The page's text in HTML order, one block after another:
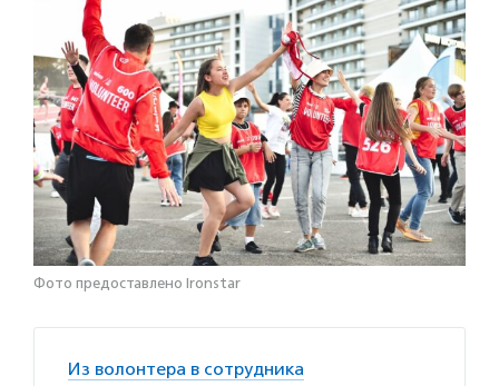
Фото предоставлено Ironstar
Из волонтера в сотрудника